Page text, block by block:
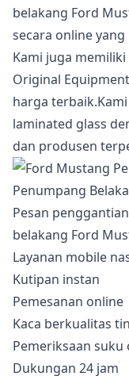
belakang Ford
secara online
Kami juga
Original
harga
laminated glass
dan produsen
Pesan
belakang Ford
Layanan mobile
Kutipan instan
Pemesanan online
Kaca berkualitas
Pemeriksaan suku
Dukungan 24 jam